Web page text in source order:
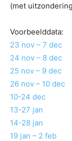
(met
Voorbeelddata:
23 nov – 7 dec
24 nov – 8 dec
25 nov – 9 dec
26 nov – 10 dec
10-24 dec
13-27 jan
14-28 jan
19 jan – 2 feb